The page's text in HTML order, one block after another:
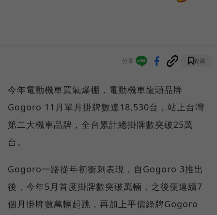
分享 收藏
今年電動機車買氣爆棚，電動機車龍頭品牌
Gogoro 11月單月掛牌數達18,530台，站上台灣
第二大機車品牌，全台累計總掛牌數突破25萬
台。
Gogoro一路從年初衝刺表現，自Gogoro 3推出
後，今年5月首度掛牌數突破萬輛，之後便連續7
個月掛牌數萬輛起跳，再加上平價綠牌Gogoro